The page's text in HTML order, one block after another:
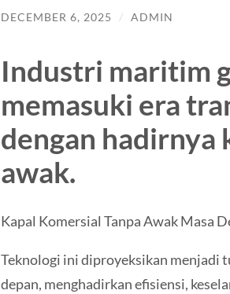
DECEMBER 6, 2025 / ADMIN
Industri maritim
memasuki era
dengan hadirnya
awak.
Kapal Komersial Tanpa Awak Masa
Teknologi ini diproyeksikan menjadi
depan, menghadirkan efisiensi,